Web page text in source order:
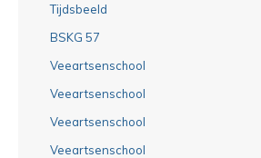
Tijdsbeeld
BSKG 57
Veeartsenschool
Veeartsenschool
Veeartsenschool
Veeartsenschool